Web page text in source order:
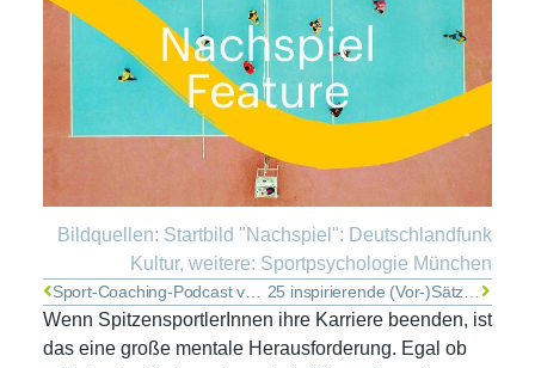
Bildquellen: Startbild "Nachspiel": Deutschlandfunk
Kultur, weitere: Sportpsychologie München
Sport-Coaching-Podcast von Nadine Nurasyid mit Dr. Tom Kossak 25 inspirierende (Vor-)Sätze für 2025!
Wenn SpitzensportlerInnen ihre Karriere beenden, ist
das eine große mentale Herausforderung. Egal ob